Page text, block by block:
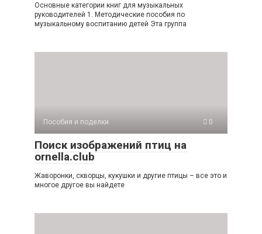
Основные категории книг для музыкальных
руководителей 1. Методические пособия по
музыкальному воспитанию детей Эта группа
Пособия и поделки 0
Поиск изображений птиц на
ornella.club
Жаворонки, скворцы, кукушки и другие птицы – все это и
многое другое вы найдете